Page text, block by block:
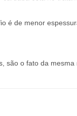
é de menor
são o fato da